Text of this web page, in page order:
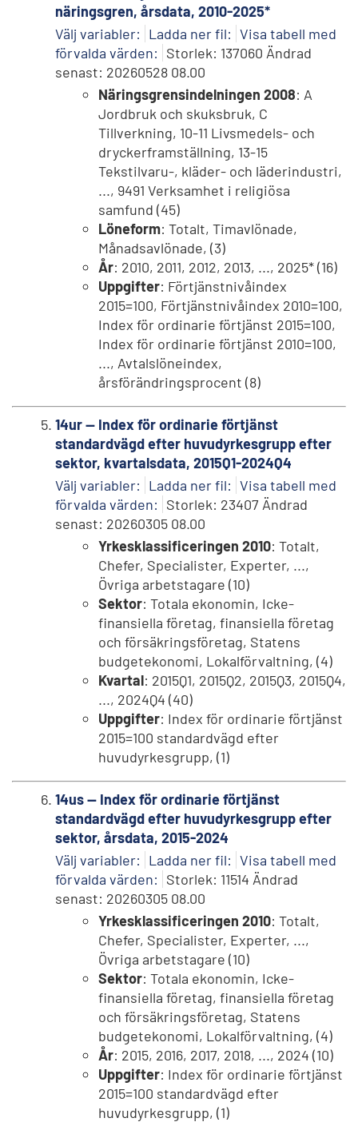
näringsgren, årsdata, 2010-2025*
Välj variabler: Ladda ner fil: Visa tabell med
förvalda värden: Storlek: 137060 Ändrad
senast: 20260528 08.00
Näringsgrensindelningen 2008: A
Jordbruk och skuksbruk, C
Tillverkning, 10-11 Livsmedels- och
dryckerframställning, 13-15
Tekstilvaru-, kläder- och läderindustri,
..., 9491 Verksamhet i religiösa
samfund (45)
Löneform: Totalt, Timavlönade,
Månadsavlönade, (3)
År: 2010, 2011, 2012, 2013, ..., 2025* (16)
Uppgifter: Förtjänstnivåindex
2015=100, Förtjänstnivåindex 2010=100,
Index för ordinarie förtjänst 2015=100,
Index för ordinarie förtjänst 2010=100,
..., Avtalslöneindex,
årsförändringsprocent (8)
14ur -- Index för ordinarie förtjänst
standardvägd efter huvudyrkesgrupp efter
sektor, kvartalsdata, 2015Q1-2024Q4
Välj variabler: Ladda ner fil: Visa tabell med
förvalda värden: Storlek: 23407 Ändrad
senast: 20260305 08.00
Yrkesklassificeringen 2010: Totalt,
Chefer, Specialister, Experter, ...,
Övriga arbetstagare (10)
Sektor: Totala ekonomin, Icke-
finansiella företag, finansiella företag
och försäkringsföretag, Statens
budgetekonomi, Lokalförvaltning, (4)
Kvartal: 2015Q1, 2015Q2, 2015Q3, 2015Q4,
..., 2024Q4 (40)
Uppgifter: Index för ordinarie förtjänst
2015=100 standardvägd efter
huvudyrkesgrupp, (1)
14us -- Index för ordinarie förtjänst
standardvägd efter huvudyrkesgrupp efter
sektor, årsdata, 2015-2024
Välj variabler: Ladda ner fil: Visa tabell med
förvalda värden: Storlek: 11514 Ändrad
senast: 20260305 08.00
Yrkesklassificeringen 2010: Totalt,
Chefer, Specialister, Experter, ...,
Övriga arbetstagare (10)
Sektor: Totala ekonomin, Icke-
finansiella företag, finansiella företag
och försäkringsföretag, Statens
budgetekonomi, Lokalförvaltning, (4)
År: 2015, 2016, 2017, 2018, ..., 2024 (10)
Uppgifter: Index för ordinarie förtjänst
2015=100 standardvägd efter
huvudyrkesgrupp, (1)